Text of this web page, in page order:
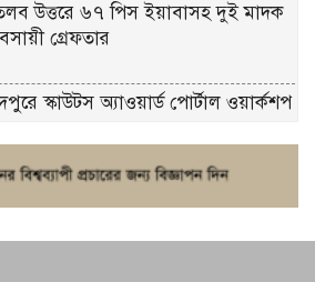
উত্তরে ৬৭ পিস ইয়াবাসহ দুই মাদক
গ্রেফতার
স্কাউটস অ্যাওয়ার্ড পোর্টাল ওয়ার্কশপ